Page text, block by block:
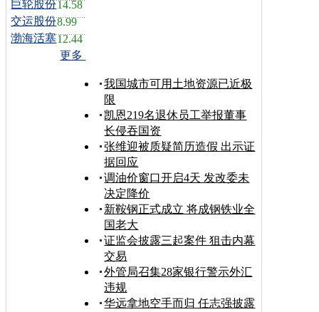
巨轮股份14.58
交运股份8.99
渤海活塞12.44
更多
我国城市可用土地资源已近极
限
凯恩219名退休员工举报董事
长侵吞国资
张维迎被质疑简历造假 出示证
据回应
调油价窗口开启4天 发改委未
决定降价
新鞍钢正式成立 将成钢铁业全
国老大
证监会披露三起案件 狙击内幕
交易
外管局召集28家银行警示外汇
违规
华远拿地空手而归 任志强披露